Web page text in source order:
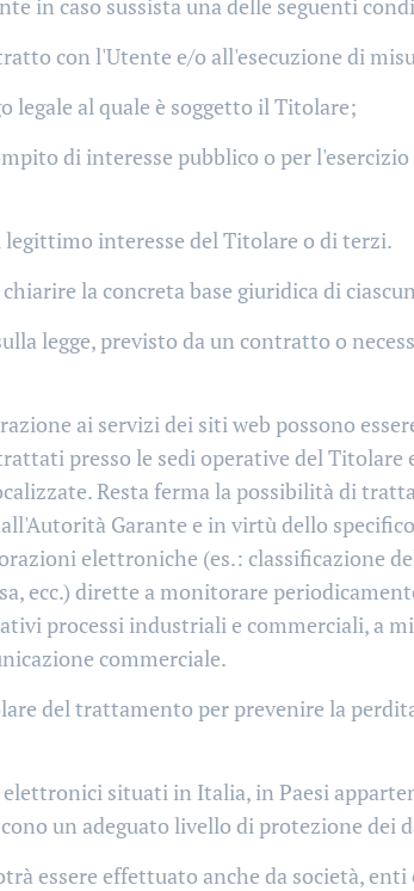
in caso sussista una delle seguenti
con l'Utente e/o all'esecuzione di
legale al quale è soggetto il Titolare;
di interesse pubblico o per
interesse del Titolare o di terzi.
la concreta base giuridica di
legge, previsto da un contratto o
ai servizi dei siti web possono
presso le sedi operative del Titolare
Resta ferma la possibilità di
Garante e in virtù dello
elettroniche (es.: classificazione
ecc.) dirette a monitorare
processi industriali e commerciali, a
commerciale.
del trattamento per prevenire la
situati in Italia, in Paesi
un adeguato livello di protezione dei
essere effettuato anche da società,